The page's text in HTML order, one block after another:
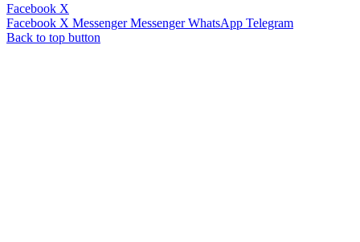
Facebook X
Facebook X Messenger Messenger WhatsApp Telegram
Back to top button